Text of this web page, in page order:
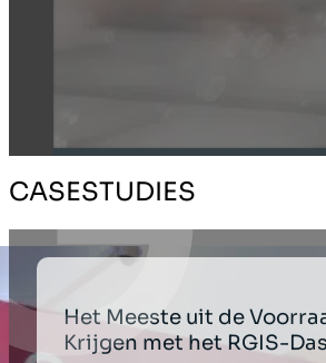
CASESTUDIES
Het Meeste uit de
Krijgen met het RGIS-